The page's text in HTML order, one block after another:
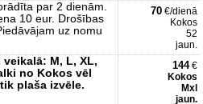
par 2 dienām.
10 eur. Drošības
uz nomu
70 €/dienā
Kokos
52
jaun.
veikalā: M, L, XL,
no Kokos vēl
plaša izvēle.
144€
Kokos
Mxl
jaun.